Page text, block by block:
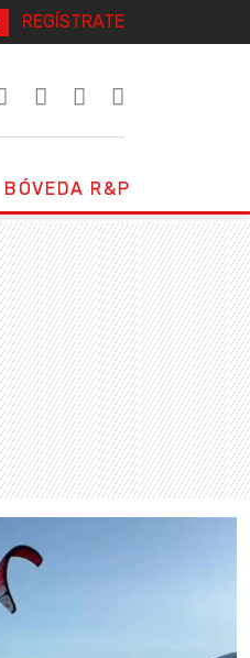
REGÍSTRATE
BÓVEDA R&P